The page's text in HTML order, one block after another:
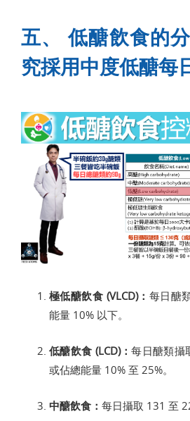
五、 低醣飲食的
究採用中度低醣每
極低醣飲食 (VLCD)： 每日醣
能量 10% 以下。
低醣飲食 (LCD)：每日醣類攝
或佔總能量 10% 至 25%。
中醣飲食： 每日攝取 131 至